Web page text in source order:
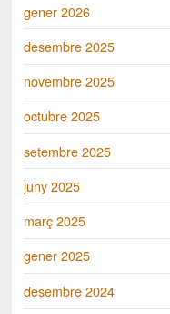
gener 2026
desembre 2025
novembre 2025
octubre 2025
setembre 2025
juny 2025
març 2025
gener 2025
desembre 2024